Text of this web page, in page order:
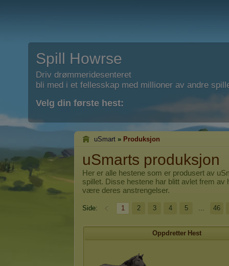
Spill Howrse
Driv drømmeridesenteret
bli med i et fellesskap med millioner av andre
Velg din første hest:
uSmart » Produksjon
uSmarts produksjon
Her er alle hestene som er produsert av
spillet. Disse hestene har blitt avlet frem av
være deres anstrengelser.
Side: 1 2 3 4 5 ... 46
Oppdretter Hest